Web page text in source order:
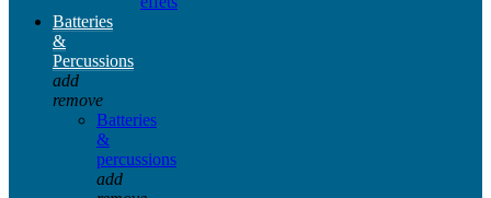
Batteries
&
Percussions
add
remove
Batteries
&
percussions
add